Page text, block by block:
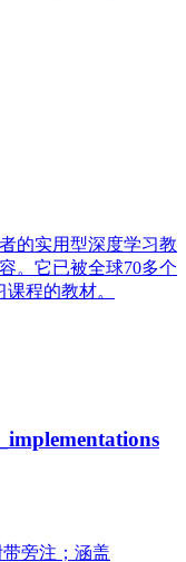
的实用型深度学习教
。它已被全球70多个
程的教材。
旁注；涵盖